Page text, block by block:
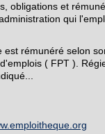
obligations et
qui
est rémunéré selon
( FPT ).